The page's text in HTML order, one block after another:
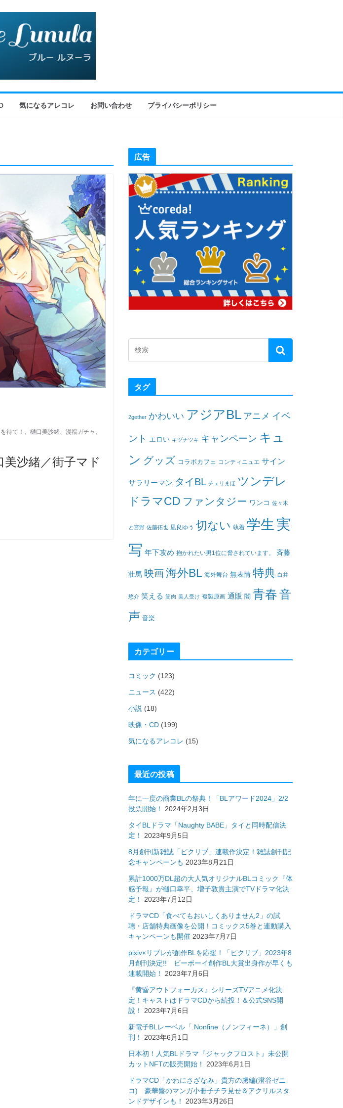
気になるアレコレ お問い合わせ プライバシーポリシー
待て！ 、 樋口美沙緒、 漫福ガチャ 、
沙緒／街子マド
広告
タグ
2gether かわいい アジアBL アニメ イベ
ント エロい キヅナツキ キャンペーン キュ
ン グッズ コラボカフェ コンティニュエ サイン
サラリーマン タイBL チェリまほ ツンデレ
ドラマCD ファンタジー ワンコ 佐々木
と宮野 佐藤拓也 凪良ゆう 切ない 執着 学生 実
写 年下攻め 抱かれたい男1位に脅されています。 斉藤
壮馬 映画海外BL 海外舞台 無表情 特典 白井
悠介 笑える 筋肉 美人受け 複製原画 通販 闇 青春音
声 音楽
カテゴリー
コミック (123)
ニュース (422)
小説 (18)
映像・CD (199)
気になるアレコレ (15)
最近の投稿
年に一度の商業BLの祭典！「BLアワード2024」2/2
投票開始！
2024年2月3日
タイBLドラマ「Naughty BABE」タイと同時配信決
定！
2023年9月5日
8月創刊新雑誌「ピクリブ」連載作決定！雑誌創刊記
念キャンペーンも 2023年8月21日
累計1000万DL超の大人気オリジナルBLコミック『体
感予報』が樋口幸平、増子敦貴主演でTVドラマ化決
定！
2023年7月12日
ドラマCD「食べてもおいしくありません2」の試
聴・店舗特典画像を公開！コミックス5巻と連動購入
キャンペーンも開催 2023年7月7日
pixiv×リブレが創作BLを応援！「ピクリブ」2023年8
月創刊決定!! ビーボーイ創作BL大賞出身作が早くも
連載開始！
2023年7月6日
『黄昏アウトフォーカス』シリーズTVアニメ化決
定！キャストはドラマCDから続投！＆公式SNS開
設！
2023年7月6日
新電子BLレーベル「.Nonfine（ノンフィーネ）」創
刊！
2023年6月1日
日本初！人気BLドラマ『ジャックフロスト』未公開
カットNFTの販売開始！
2023年6月1日
ドラマCD「かわにさざなみ」貴方の虜編(澄谷ゼニ
コ) 豪華盤のマンガ小冊子チラ見せ＆アクリルスタ
ンドデザインも！
2023年3月26日